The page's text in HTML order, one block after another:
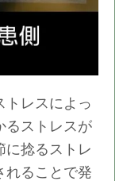
トレスによっ
るストレスが
に捻るストレ
れることで発